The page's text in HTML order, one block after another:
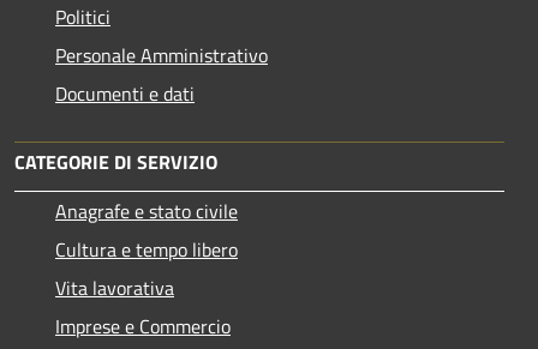
Politici
Personale Amministrativo
Documenti e dati
CATEGORIE DI SERVIZIO
Anagrafe e stato civile
Cultura e tempo libero
Vita lavorativa
Imprese e Commercio